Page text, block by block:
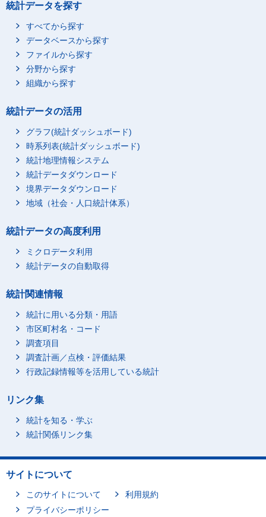
統計データを探す
すべてから探す
データベースから探す
ファイルから探す
分野から探す
組織から探す
統計データの活用
グラフ(統計ダッシュボード)
時系列表(統計ダッシュボード)
統計地理情報システム
統計データダウンロード
境界データダウンロード
地域（社会・人口統計体系）
統計データの高度利用
ミクロデータ利用
統計データの自動取得
統計関連情報
統計に用いる分類・用語
市区町村名・コード
調査項目
調査計画／点検・評価結果
行政記録情報等を活用している統計
リンク集
統計を知る・学ぶ
統計関係リンク集
サイトについて
このサイトについて
利用規約
プライバシーポリシー